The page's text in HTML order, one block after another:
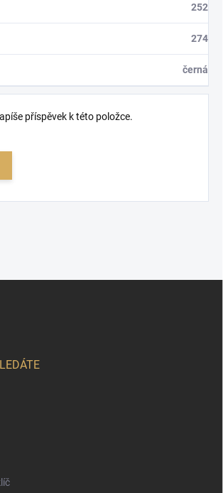
252
274
černá
příspěvek k této položce.